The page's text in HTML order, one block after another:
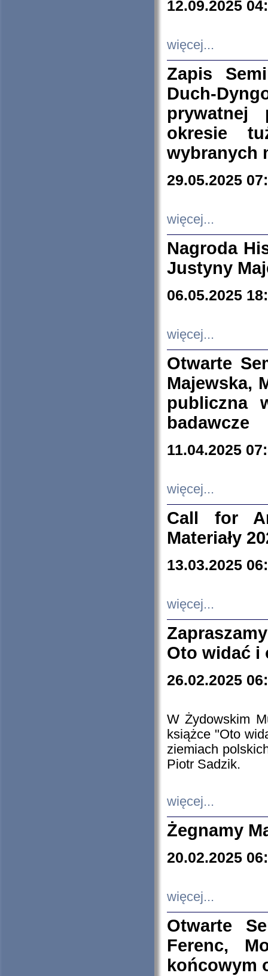
12.09.2025
więcej...
Zapis
Duch-
prywatnej
okresie
wybranych
29.05.2025
więcej...
Nagroda
Justyny
06.05.2025
więcej...
Otwarte
Majewska,
publiczna
badawcze
11.04.2025
więcej...
Call for
Materiały
13.03.2025
więcej...
Oto widać i
26.02.2025
W Żydowskim
książce "Oto
ziemiach
Piotr Sadzik.
więcej...
Żegnamy
20.02.2025
więcej...
Otwarte
Ferenc,
końcowym